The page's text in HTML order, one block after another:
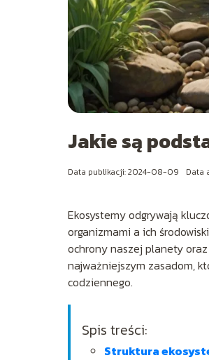
Jakie są
Data publikacji: 2024-08-09 Data
Ekosystemy odgrywają
organizmami a ich
ochrony naszej planety
najważniejszym zasadom,
codziennego.
Spis treści:
Struktura